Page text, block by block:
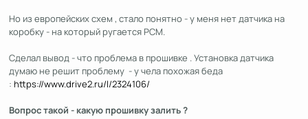
Но из европейских схем , стало понятно - у меня нет датчика на
коробку - на который ругается PCM.
Сделал вывод - что проблема в прошивке . Установка датчика
думаю не решит проблему - у чела похожая беда
: https://www.drive2.ru/l/2324106/
Вопрос такой - какую прошивку залить ?